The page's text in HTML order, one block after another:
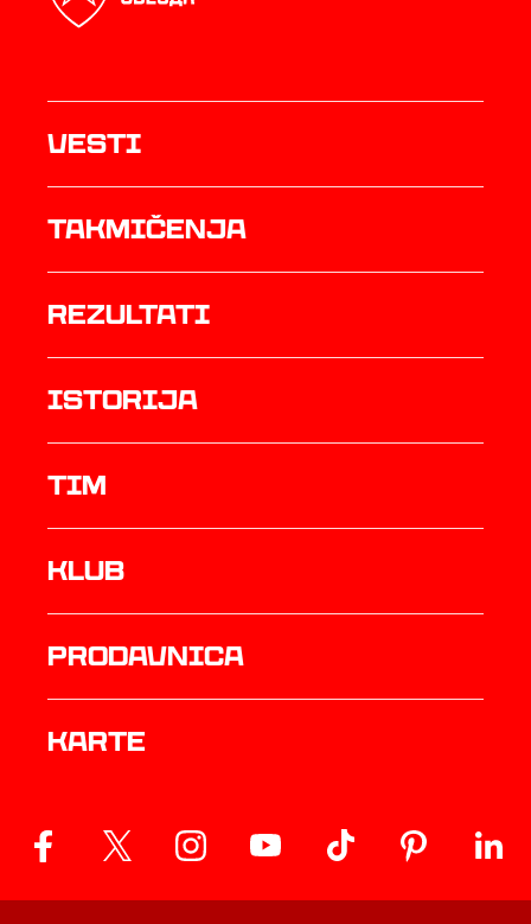
Vesti
Takmičenja
rezultati
istorija
TIM
Klub
prodavnica
Karte